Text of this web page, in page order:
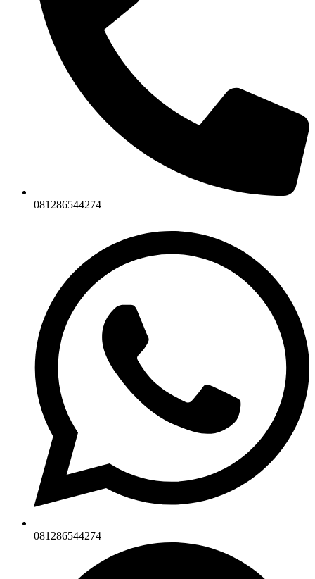
081286544274
081286544274